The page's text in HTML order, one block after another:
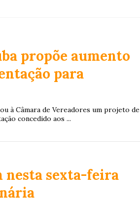
propõe aumento
para
à Câmara de Vereadores um projeto de
concedido aos ...
nesta sexta-feira